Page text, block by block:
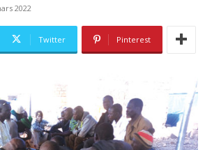
2022
Twitter Pinterest